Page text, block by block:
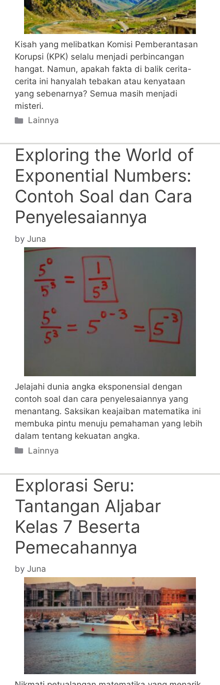
Kisah yang melibatkan Komisi Pemberantasan
Korupsi (KPK) selalu menjadi perbincangan
hangat. Namun, apakah fakta di balik cerita-
cerita ini hanyalah tebakan atau kenyataan
yang sebenarnya? Semua masih menjadi
misteri.
Categories
Lainnya
Exploring the World of
Exponential Numbers:
Contoh Soal dan Cara
Penyelesaiannya
by Juna
Jelajahi dunia angka eksponensial dengan
contoh soal dan cara penyelesaiannya yang
menantang. Saksikan keajaiban matematika ini
membuka pintu menuju pemahaman yang lebih
dalam tentang kekuatan angka.
Categories
Lainnya
Explorasi Seru:
Tantangan Aljabar
Kelas 7 Beserta
Pemecahannya
by Juna